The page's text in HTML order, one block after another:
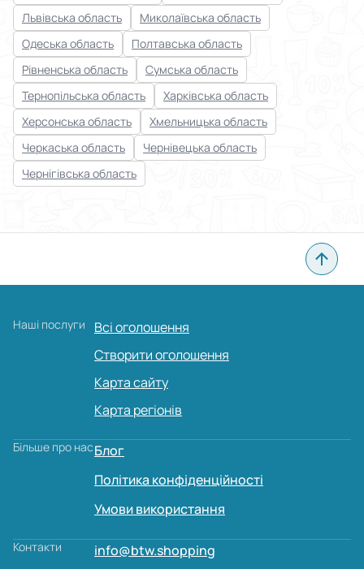
Львівська область
Миколаївська область
Одеська область
Полтавська область
Рівненська область
Сумська область
Тернопільська область
Харківська область
Херсонська область
Хмельницька область
Черкаська область
Чернівецька область
Чернігівська область
Наші послуги
Всі оголошення
Створити оголошення
Карта сайту
Карта регіонів
Більше про насБлог
Політика конфіденційності
Умови використання
Контакти info@btw.shopping